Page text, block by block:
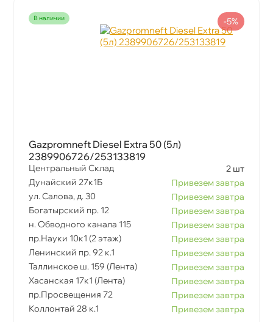
наличии
Gazpromneft Diesel Extra 50 (5л)
2389906726/253133819
Центральный Склад
2 шт
Дунайский 27к1Б
Привезем завтра
ул. Салова, д. 30
Привезем завтра
Богатырский пр. 12
Привезем завтра
н. Обводного канала 115
Привезем завтра
пр.Науки 10к1 (2 этаж)
Привезем завтра
Ленинский пр. 92 к.1
Привезем завтра
Таллинское ш. 159 (Лента)
Привезем завтра
Хасанская 17к1 (Лента)
Привезем завтра
пр.Просвещения 72
Привезем завтра
Коллонтай 28 к.1
Привезем завтра
-5%